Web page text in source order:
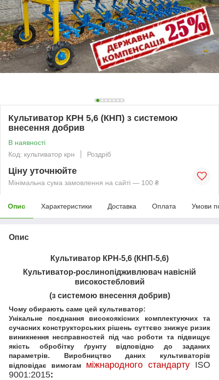
Культиватор КРН 5,6 (КНП) з системою
внесення добрив
В наявності
Код: культиватор крн
Роздріб
Ціну уточнюйте
Мінімальна сума замовлення на сайті — 100 ₴
Опис Характеристики Доставка Оплата Умови
Опис
Культиватор КРН-5,6 (КНП-5,6)
Культиватор-рослинопідживлювач навісній
високостебловий
(з системою внесення добрив)
Чому обирають саме цей культиватор:
Унікальне поєднання високоякісних комплектуючих та
сучасних конструкторських рішень суттєво знижує ризик
виникнення несправностей під час роботи та підвищує
якість обробітку ґрунту відповідно до заданих
параметрів. Виробництво даних культиваторів
відповідає вимогам міжнародного стандарту ISO
9001:2015: